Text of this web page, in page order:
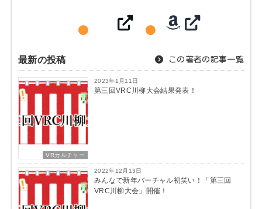
最新の投稿 この著者の記事一覧
VRカルチャー
2023年1月11日
第三回VRC川柳大会結果発表！
2022年12月13日
みんなで新年バーチャル初笑い！「第三回
VRC川柳大会」開催！